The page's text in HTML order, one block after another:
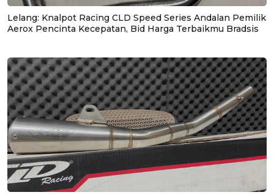
Lelang: Knalpot Racing CLD Speed Series Andalan Pemilik
Aerox Pencinta Kecepatan, Bid Harga Terbaikmu Bradsis